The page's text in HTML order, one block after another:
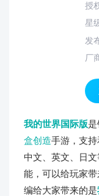
授
星
发
厂
我的世界国际版
盒创造手游，支
中文、英文、日
能，可以给玩家
编给大家带来的是